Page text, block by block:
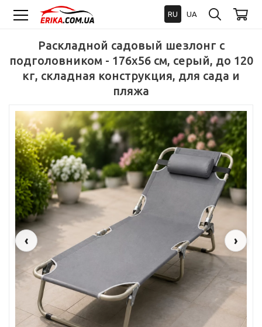
RU UA
Раскладной садовый шезлонг с
подголовником - 176x56 см, серый, до 120
кг, складная конструкция, для сада и
пляжа
‹ ›